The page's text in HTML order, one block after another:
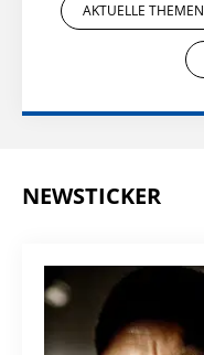
AKTUELLE THEMEN
NEWSTICKER